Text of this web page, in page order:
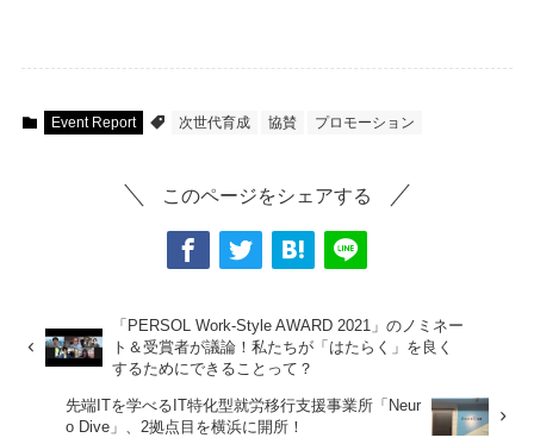
Event Report 次世代育成 協賛 プロモーション
このページをシェアする
「PERSOL Work-Style AWARD 2021」のノミネー
ト＆受賞者が議論！私たちが「はたらく」を良く
するためにできることって？
先端ITを学べるIT特化型就労移行支援事業所「Neur
o Dive」、2拠点目を横浜に開所！